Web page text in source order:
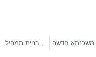
משכנתא חדשה , בניית תמהיל